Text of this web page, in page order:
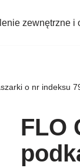
zewnętrzne i
o nr indeksu
FLO